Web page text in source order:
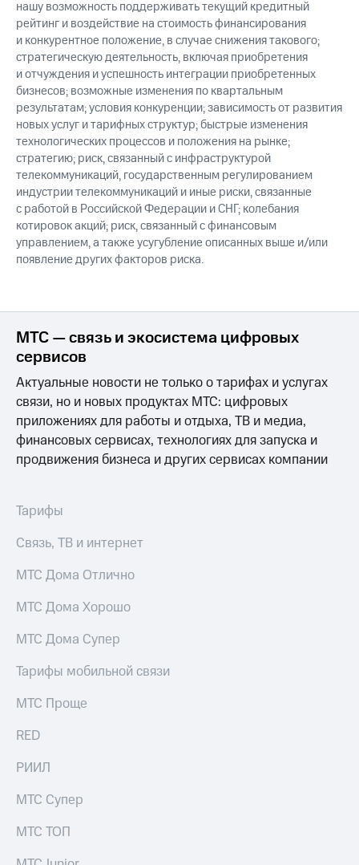
нашу возможность поддерживать текущий кредитный
рейтинг и воздействие на стоимость финансирования
и конкурентное положение, в случае снижения такового;
стратегическую деятельность, включая приобретения
и отчуждения и успешность интеграции приобретенных
бизнесов; возможные изменения по квартальным
результатам; условия конкуренции; зависимость от развития
новых услуг и тарифных структур; быстрые изменения
технологических процессов и положения на рынке;
стратегию; риск, связанный с инфраструктурой
телекоммуникаций, государственным регулированием
индустрии телекоммуникаций и иные риски, связанные
с работой в Российской Федерации и СНГ; колебания
котировок акций; риск, связанный с финансовым
управлением, а также усугубление описанных выше и/или
появление других факторов риска.
МТС — связь и экосистема цифровых
сервисов
Актуальные новости не только о тарифах и услугах
связи, но и новых продуктах МТС: цифровых
приложениях для работы и отдыха, ТВ и медиа,
финансовых сервисах, технологиях для запуска и
продвижения бизнеса и других сервисах компании
Тарифы
Связь, ТВ и интернет
МТС Дома Отлично
МТС Дома Хорошо
МТС Дома Супер
Тарифы мобильной связи
МТС Проще
RED
РИИЛ
МТС Супер
МТС ТОП